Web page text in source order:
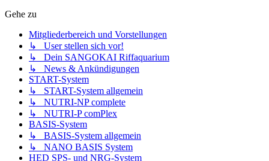
Gehe zu
Mitgliederbereich und Vorstellungen
↳ User stellen sich vor!
↳ Dein SANGOKAI Riffaquarium
↳ News & Ankündigungen
START-System
↳ START-System allgemein
↳ NUTRI-NP complete
↳ NUTRI-P comPlex
BASIS-System
↳ BASIS-System allgemein
↳ NANO BASIS System
HED SPS- und NRG-System